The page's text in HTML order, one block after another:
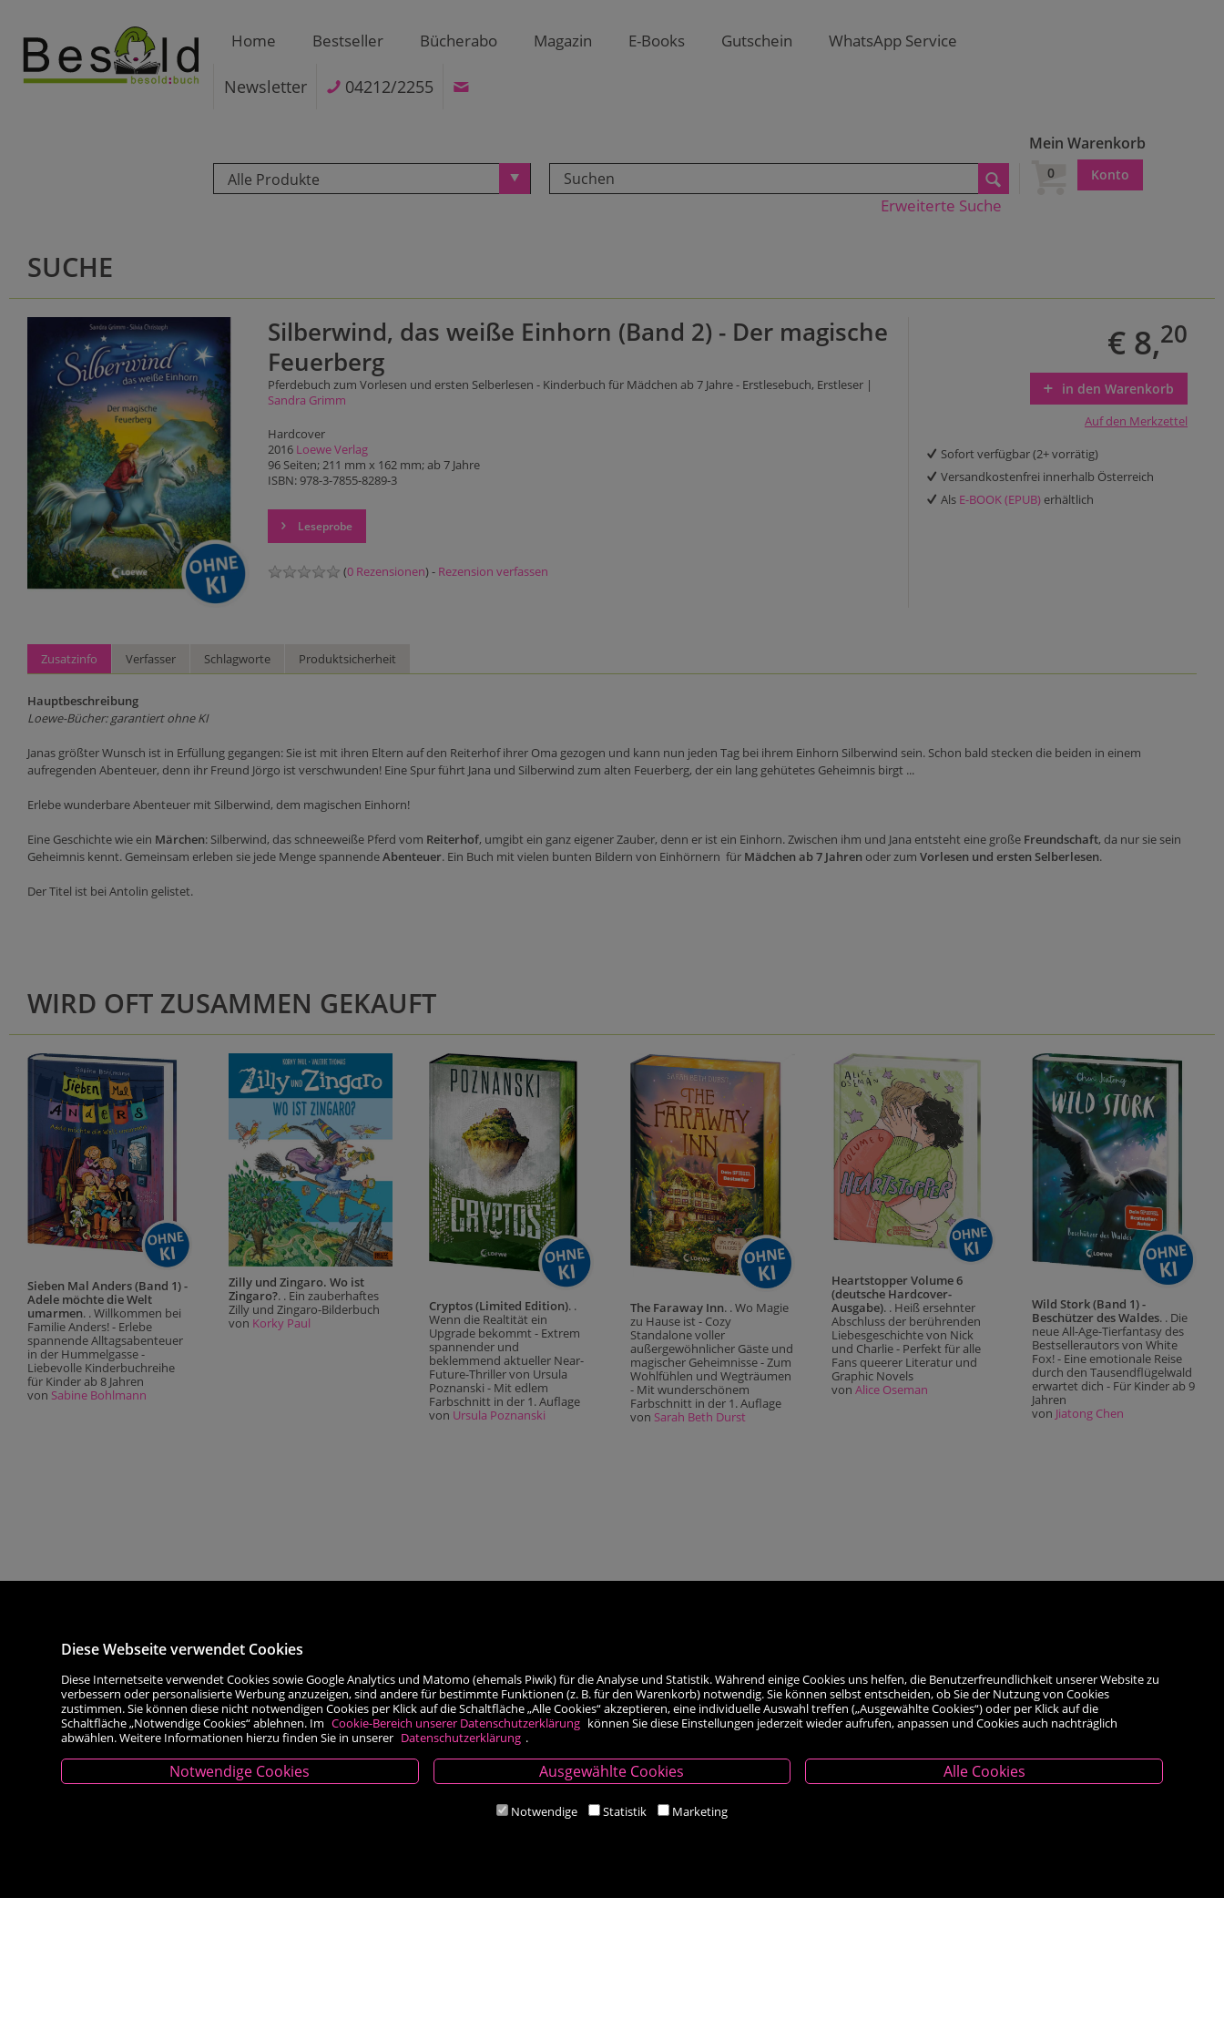
Home Bestseller Bücherabo Magazin E-Books Gutschein WhatsApp Service
Newsletter 04212/2255
Alle Produkte
Mein Warenkorb
0 Konto
Erweiterte Suche
SUCHE
Silberwind, das weiße Einhorn (Band 2) - Der magische
Feuerberg
Pferdebuch zum Vorlesen und ersten Selberlesen - Kinderbuch für Mädchen ab 7 Jahre - Erstlesebuch, Erstleser |
Sandra Grimm
Hardcover
2016 Loewe Verlag
96 Seiten; 211 mm x 162 mm; ab 7 Jahre
ISBN: 978-3-7855-8289-3
Leseprobe
(0 Rezensionen) - Rezension verfassen
€ 8,20
in den Warenkorb
Auf den Merkzettel
Sofort verfügbar (2+ vorrätig)
Versandkostenfrei innerhalb Österreich
Als E-BOOK (EPUB) erhältlich
Zusatzinfo Verfasser Schlagworte Produktsicherheit
Hauptbeschreibung
Loewe-Bücher: garantiert ohne KI
Janas größter Wunsch ist in Erfüllung gegangen: Sie ist mit ihren Eltern auf den Reiterhof ihrer Oma gezogen und kann nun jeden Tag bei ihrem Einhorn Silberwind sein. Schon bald stecken die beiden in einem
aufregenden Abenteuer, denn ihr Freund Jörgo ist verschwunden! Eine Spur führt Jana und Silberwind zum alten Feuerberg, der ein lang gehütetes Geheimnis birgt ...
Erlebe wunderbare Abenteuer mit Silberwind, dem magischen Einhorn!
Eine Geschichte wie ein Märchen: Silberwind, das schneeweiße Pferd vom Reiterhof, umgibt ein ganz eigener Zauber, denn er ist ein Einhorn. Zwischen ihm und Jana entsteht eine große Freundschaft, da nur sie sein
Geheimnis kennt. Gemeinsam erleben sie jede Menge spannendeAbenteuer. Ein Buch mit vielen bunten Bildern von Einhörnern für Mädchen ab 7 Jahren oder zum Vorlesen und ersten Selberlesen.
Der Titel ist bei Antolin gelistet.
WIRD OFT ZUSAMMEN GEKAUFT
Sieben Mal Anders (Band 1) -
Adele möchte die Welt
umarmen. . Willkommen bei
Familie Anders! - Erlebe
spannende Alltagsabenteuer
in der Hummelgasse -
Liebevolle Kinderbuchreihe
für Kinder ab 8 Jahren
von Sabine Bohlmann
Zilly und Zingaro. Wo ist
Zingaro?. . Ein zauberhaftes
Zilly und Zingaro-Bilderbuch
von Korky Paul
Cryptos (Limited Edition). .
Wenn die Realtität ein
Upgrade bekommt - Extrem
spannender und
beklemmend aktueller Near-
Future-Thriller von Ursula
Poznanski - Mit edlem
Farbschnitt in der 1. Auflage
von Ursula Poznanski
The Faraway Inn. . Wo Magie
zu Hause ist - Cozy
Standalone voller
außergewöhnlicher Gäste und
magischer Geheimnisse - Zum
Wohlfühlen und Wegträumen
- Mit wunderschönem
Farbschnitt in der 1. Auflage
von Sarah Beth Durst
Heartstopper Volume 6
(deutsche Hardcover-
Ausgabe). . Heiß ersehnter
Abschluss der berührenden
Liebesgeschichte von Nick
und Charlie - Perfekt für alle
Fans queerer Literatur und
Graphic Novels
von Alice Oseman
Wild Stork (Band 1) -
Beschützer des Waldes. . Die
neue All-Age-Tierfantasy des
Bestsellerautors von White
Fox! - Eine emotionale Reise
durch den Tausendflügelwald
erwartet dich - Für Kinder ab 9
Jahren
von Jiatong Chen
Zahlungsarten
Diese Webseite verwendet Cookies
Diese Internetseite verwendet Cookies sowie Google Analytics und Matomo (ehemals Piwik) für die Analyse und Statistik. Während einige Cookies uns helfen, die Benutzerfreundlichkeit unserer Website zu
verbessern oder personalisierte Werbung anzuzeigen, sind andere für bestimmte Funktionen (z. B. für den Warenkorb) notwendig. Sie können selbst entscheiden, ob Sie der Nutzung von Cookies
zustimmen. Sie können diese nicht notwendigen Cookies per Klick auf die Schaltfläche „Alle Cookies“ akzeptieren, eine individuelle Auswahl treffen („Ausgewählte Cookies“) oder per Klick auf die
Schaltfläche „Notwendige Cookies“ ablehnen. Im Cookie-Bereich unserer Datenschutzerklärung können Sie diese Einstellungen jederzeit wieder aufrufen, anpassen und Cookies auch nachträglich
abwählen. Weitere Informationen hierzu finden Sie in unserer Datenschutzerklärung .
Notwendige Cookies Ausgewählte Cookies Alle Cookies
Notwendige Statistik Marketing